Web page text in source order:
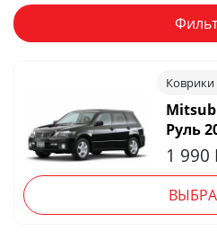
Коврики
Руль
1 990